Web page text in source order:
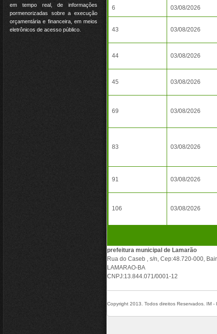
em tempo real, de informações
pormenorizadas sobre a execução
orçamentária e financeira, em meios
eletrônicos de acesso público.
6 03/08/2026
43 03/08/2026
44 03/08/2026
45 03/08/2026
69 03/08/2026
83 03/08/2026
91 03/08/2026
106 03/08/2026
prefeitura municipal de Lamarão
Rua do Caseb , s/n, Cep:48.720-000,
LAMARAO-BA
CNPJ:13.844.071/0001-12
Copyright 2013. Todos direitos Reservados. IM